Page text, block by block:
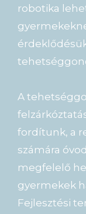
robotika
A
fordítunk, a
számára
megfelelő
gyermekek
Fejlesztési